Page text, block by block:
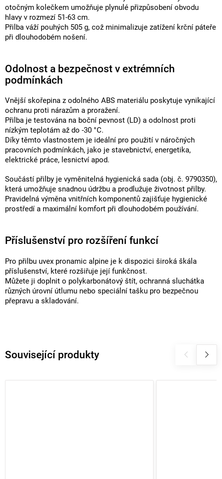
Související produkty
otočným kolečkem umožňuje plynulé přizpůsobení obvodu
hlavy v rozmezí 51-63 cm.
Přilba váží pouhých 505 g, což minimalizuje zatížení krční páteře
při dlouhodobém nošení.
Odolnost a bezpečnost v extrémních
podmínkách
Vnější skořepina z odolného ABS materiálu poskytuje vynikající
ochranu proti nárazům a proražení.
Přilba je testována na boční pevnost (LD) a odolnost proti
nízkým teplotám až do -30 °C.
Díky těmto vlastnostem je ideální pro použití v náročných
pracovních podmínkách, jako je stavebnictví, energetika,
elektrické práce, lesnictví apod.
Součástí přilby je vyměnitelná hygienická sada (obj. č. 9790350),
která umožňuje snadnou údržbu a prodlužuje životnost přilby.
Pravidelná výměna vnitřních komponentů zajišťuje hygienické
prostředí a maximální komfort při dlouhodobém používání.
Příslušenství pro rozšíření funkcí
Pro přilbu uvex pronamic alpine je k dispozici široká škála
příslušenství, které rozšiřuje její funkčnost.
Můžete ji doplnit o polykarbonátový štít, ochranná sluchátka
různých úrovní útlumu nebo speciální tašku pro bezpečnou
přepravu a skladování.